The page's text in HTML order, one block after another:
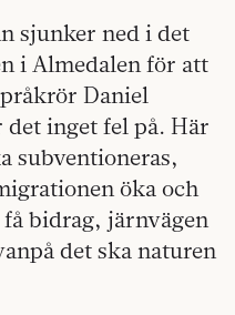
sjunker ned i det
i Almedalen för att
Daniel
det inget fel på. Här
subventioneras,
öka och
bidrag, järnvägen
det ska naturen